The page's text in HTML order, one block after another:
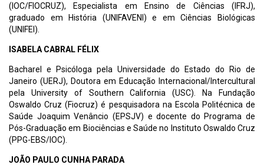
(IOC/FIOCRUZ), Especialista em Ensino de Ciências (IFRJ),
graduado em História (UNIFAVENI) e em Ciências Biológicas
(UNIFEI).
ISABELA CABRAL FÉLIX
Bacharel e Psicóloga pela Universidade do Estado do Rio de
Janeiro (UERJ), Doutora em Educação Internacional/Intercultural
pela University of Southern California (USC). Na Fundação
Oswaldo Cruz (Fiocruz) é pesquisadora na Escola Politécnica de
Saúde Joaquim Venâncio (EPSJV) e docente do Programa de
Pós-Graduação em Biociências e Saúde no Instituto Oswaldo Cruz
(PPG-EBS/IOC).
JOÃO PAULO CUNHA PARADA